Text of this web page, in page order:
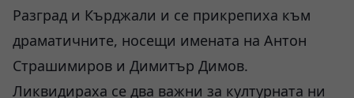
Разград и Кърджали и се прикрепиха към
драматичните, носещи имената на Антон
Страшимиров и Димитър Димов.
Ликвидираха се два важни за културната ни